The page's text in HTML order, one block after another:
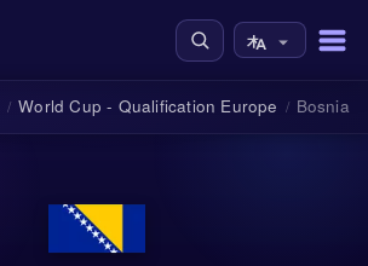
/ World Cup - Qualification Europe / Bosnia